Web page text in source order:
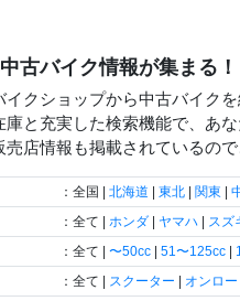
古バイク情報が集まる！
イクショップから中古バイクを
庫と充実した検索機能で、あ
売店情報も掲載されているの
：全国 | 北海道 東北 関東
：全て | ホンダ ヤマハ スズ
：全て | 〜50cc 51〜125cc
：全て | スクーター オンロー